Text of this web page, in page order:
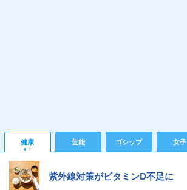
健康 芸能 ゴシップ 女子
紫外線対策がビタミンD不足に